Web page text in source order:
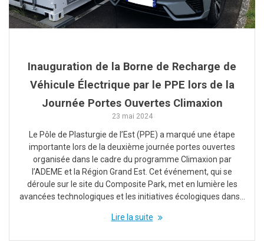
Inauguration de la Borne de Recharge de
Véhicule Électrique par le PPE lors de la
Journée Portes Ouvertes Climaxion
23 mai 2024
Le Pôle de Plasturgie de l’Est (PPE) a marqué une étape
importante lors de la deuxième journée portes ouvertes
organisée dans le cadre du programme Climaxion par
l’ADEME et la Région Grand Est. Cet événement, qui se
déroule sur le site du Composite Park, met en lumière les
avancées technologiques et les initiatives écologiques dans…
Lire la suite